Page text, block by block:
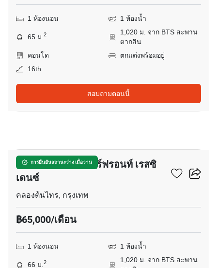
1 ห้องนอน 1 ห้องน้ำ
65 ม.2
1,020 ม. จาก BTS สะพาน
ตากสิน
คอนโด
ตกแต่งพร้อมอยู่
16th
สอบถามตอนนี้
การยืนยันสถานะว่าง เมื่อวาน
แมกโนเลียส์ วอเตอร์ฟรอนท์ เรสซิ
เดนซ์
คลองต้นไทร, กรุงเทพ
฿65,000/เดือน
1 ห้องนอน 1 ห้องน้ำ
66 ม.2
1,020 ม. จาก BTS สะพาน